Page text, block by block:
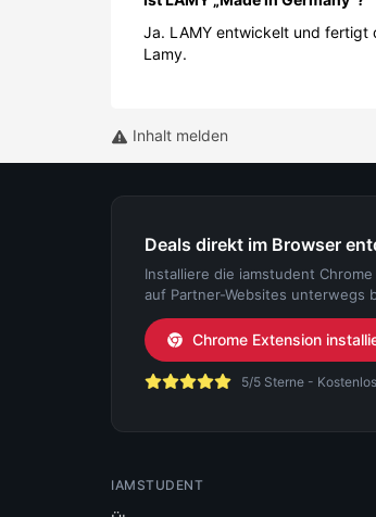
Ja. LAMY entwickelt und fertigt
Lamy.
Inhalt melden
Deals direkt im Browser
Installiere die iamstudent
auf Partner-Websites unterwegs
Chrome Extension
5/5 Sterne -
IAMSTUDENT